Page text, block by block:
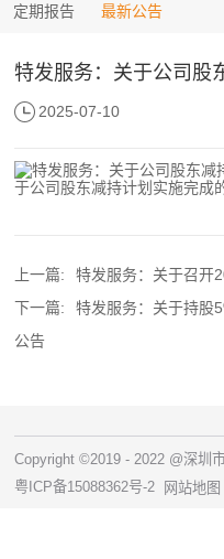
定期报告 最新公告
特发服务：关于公司股
2025-07-10
于公司股东减持计划实施完成
上一篇:
特发服务：关于召开
下一篇:
特发服务：关于持股
公告
Copyright ©2019 - 2022 @深圳
粤ICP备15088362号-2
网站地图